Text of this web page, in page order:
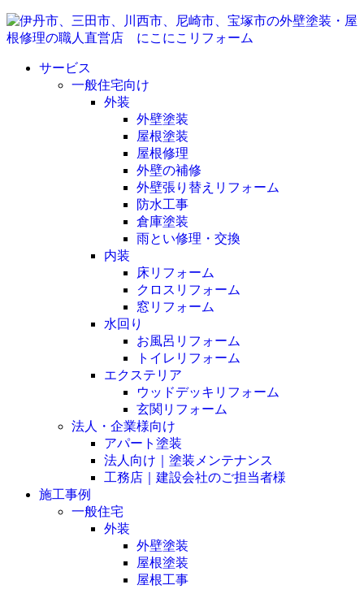
サービス
一般住宅向け
外装
外壁塗装
屋根塗装
屋根修理
外壁の補修
外壁張り替えリフォーム
防水工事
倉庫塗装
雨とい修理・交換
内装
床リフォーム
クロスリフォーム
窓リフォーム
水回り
お風呂リフォーム
トイレリフォーム
エクステリア
ウッドデッキリフォーム
玄関リフォーム
法人・企業様向け
アパート塗装
法人向け｜塗装メンテナンス
工務店｜建設会社のご担当者様
施工事例
一般住宅
外装
外壁塗装
屋根塗装
屋根工事